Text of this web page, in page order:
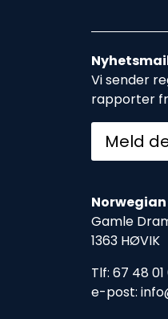
Vi sender
rapporter
Meld
Gamle
1363 HØVIK
Tlf: 67 48
e-post: